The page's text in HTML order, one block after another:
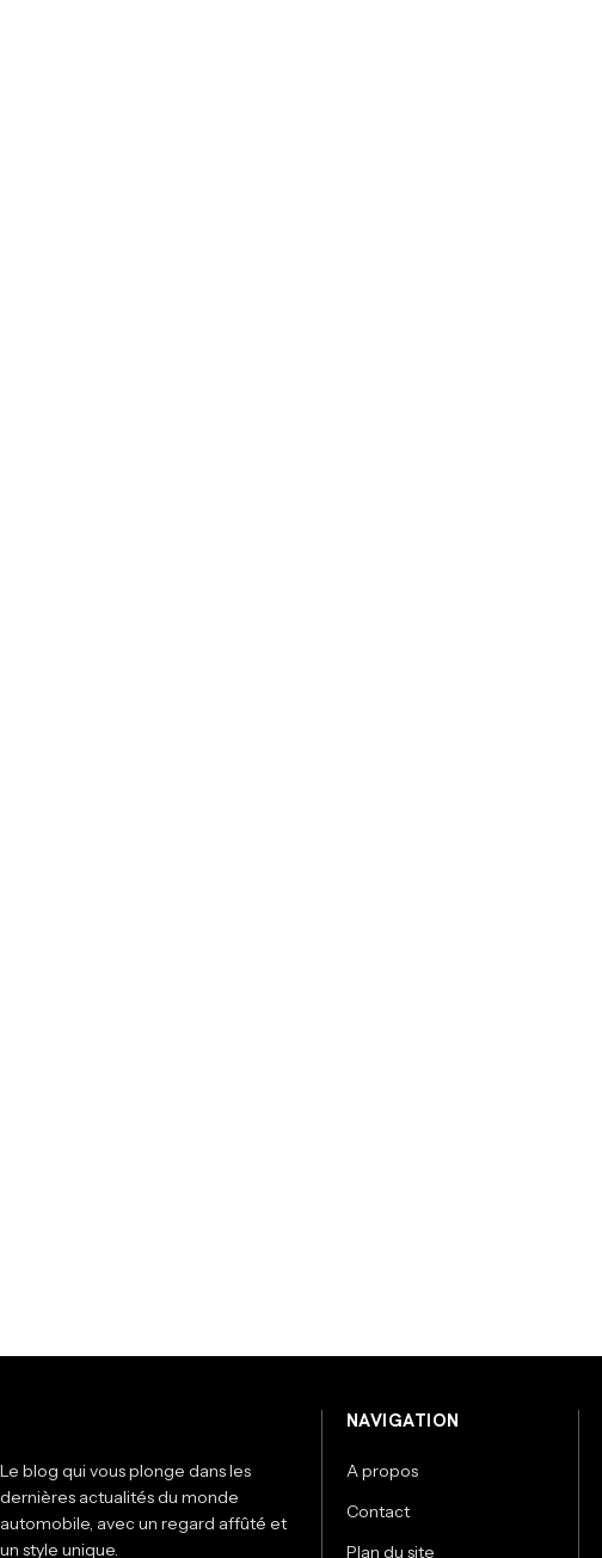
Le blog qui vous plonge dans les
dernières actualités du monde
automobile, avec un regard affûté et
un style unique.
NAVIGATION
A propos
Contact
Plan du site